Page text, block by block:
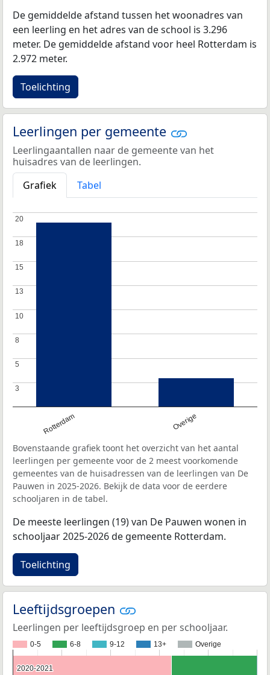
De gemiddelde afstand tussen het woonadres van
een leerling en het adres van de school is 3.296
meter. De gemiddelde afstand voor heel Rotterdam is
2.972 meter.
Toelichting
Leerlingen per gemeente
Leerlingaantallen naar de gemeente van het
huisadres van de leerlingen.
Grafiek
Tabel
Rotterdam Overige
3
3
5
5
8
8
10
10
13
13
15
15
18
18
20
20
Bovenstaande grafiek toont het overzicht van het aantal
leerlingen per gemeente voor de 2 meest voorkomende
gemeentes van de huisadressen van de leerlingen van De
Pauwen in 2025-2026. Bekijk de data voor de eerdere
schooljaren in de tabel.
De meeste leerlingen (19) van De Pauwen wonen in
schooljaar 2025-2026 de gemeente Rotterdam.
Toelichting
Leeftijdsgroepen
Leerlingen per leeftijdsgroep en per schooljaar.
0-5 6-8 9-12 13+ Overige
2020-2021
2020-2021